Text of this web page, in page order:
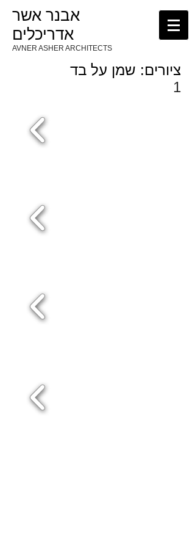
אבנר אשר
אדריכלים
AVNER ASHER ARCHITECTS
ציורים: שמן על בד
1